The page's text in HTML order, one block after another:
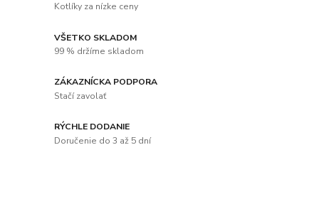
Kotlíky za nízke ceny
VŠETKO SKLADOM
99 % držíme skladom
ZÁKAZNÍCKA PODPORA
Stačí zavolať
RÝCHLE DODANIE
Doručenie do 3 až 5 dní